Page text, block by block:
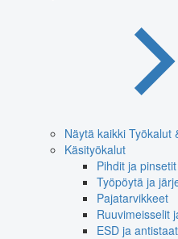
Näytä kaikki Työkalut
Käsityökalut
Pihdit ja pinsetit
Työpöytä ja
Pajatarvikkeet
Ruuvimeisselit
ESD ja